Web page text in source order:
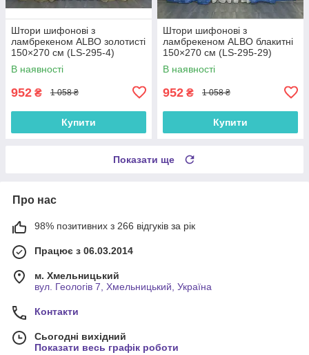
Штори шифонові з
ламбрекеном ALBO золотисті
150×270 см (LS-295-4)
В наявності
952 ₴ 1 058 ₴
Купити
Штори шифонові з
ламбрекеном ALBO блакитні
150×270 см (LS-295-29)
В наявності
952 ₴ 1 058 ₴
Купити
Показати ще
Про нас
98% позитивних з 266 відгуків за рік
Працює з 06.03.2014
м. Хмельницький
вул. Геологів 7, Хмельницький, Україна
Контакти
Сьогодні вихідний
Показати весь графік роботи